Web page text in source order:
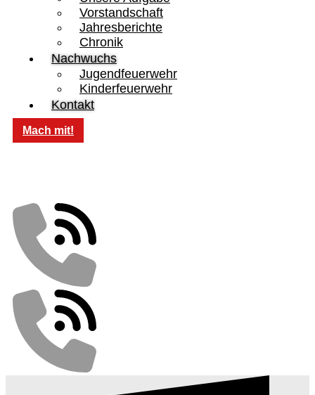
Vorstandschaft
Jahresberichte
Chronik
Nachwuchs
Jugendfeuerwehr
Kinderfeuerwehr
Kontakt
Mach mit!